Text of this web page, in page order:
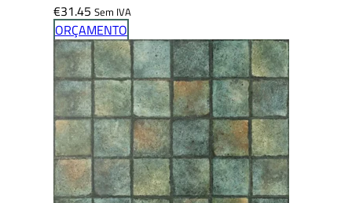
€31.45 Sem IVA
ORÇAMENTO